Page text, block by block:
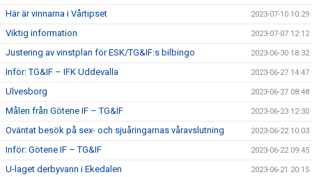
Här är vinnarna i Vårtipset 2023-07-10 10:29
Viktig information 2023-07-07 12:12
Justering av vinstplan för ESK/TG&IF:s bilbingo 2023-06-30 18:32
Inför: TG&IF – IFK Uddevalla 2023-06-27 14:47
Ulvesborg 2023-06-27 08:48
Målen från Götene IF – TG&IF 2023-06-23 12:30
Oväntat besök på sex- och sjuåringarnas våravslutning 2023-06-22 10:03
Inför: Götene IF – TG&IF 2023-06-22 09:45
U-laget derbyvann i Ekedalen 2023-06-21 20:15